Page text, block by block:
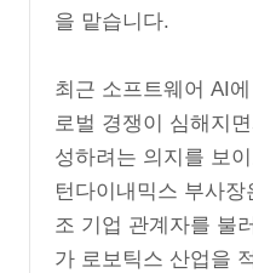
을 맡습니다.
최근 소프트웨어 AI
로벌 경쟁이 심해지
성하려는 의지를 보
턴다이내믹스 부사
조 기업 관계자를 불
가 로보틱스 산업을